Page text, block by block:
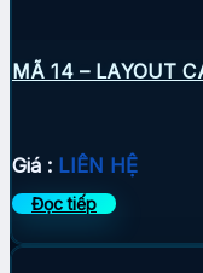
MÃ 14 – LAYOUT
Giá : LIÊN HỆ
Đọc tiếp